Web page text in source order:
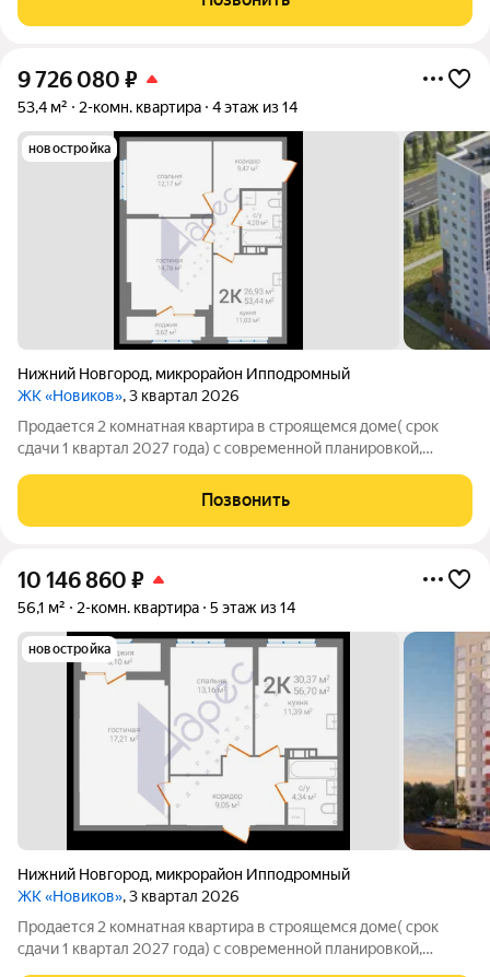
рассрочка без банков и переплат
9 726 080 ₽
53,4 м² 2-комн. квартира 4 этаж из 14
новостройка
Нижний Новгород, микрорайон Ипподромный
ЖК «Новиков», 3 квартал 2026
Продается 2 комнатная квартира в строящемся доме( срок
сдачи 1 квартал 2027 года) с современной планировкой,
районе с развитой инфраструктурой: в шаговой доступности
магазины, детские сады, школа 107 и
Позвонить
10 146 860 ₽
56,1 м² 2-комн. квартира 5 этаж из 14
новостройка
Нижний Новгород, микрорайон Ипподромный
ЖК «Новиков», 3 квартал 2026
Продается 2 комнатная квартира в строящемся доме( срок
сдачи 1 квартал 2027 года) с современной планировкой,